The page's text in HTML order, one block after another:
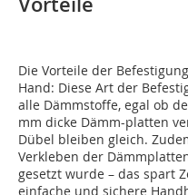
Die Vorteile der
Hand: Diese Art der
alle Dämmstoffe, egal ob
mm dicke Dämm-platten
Dübel bleiben gleich.
Verkleben der
gesetzt wurde – das spart
einfache und sichere